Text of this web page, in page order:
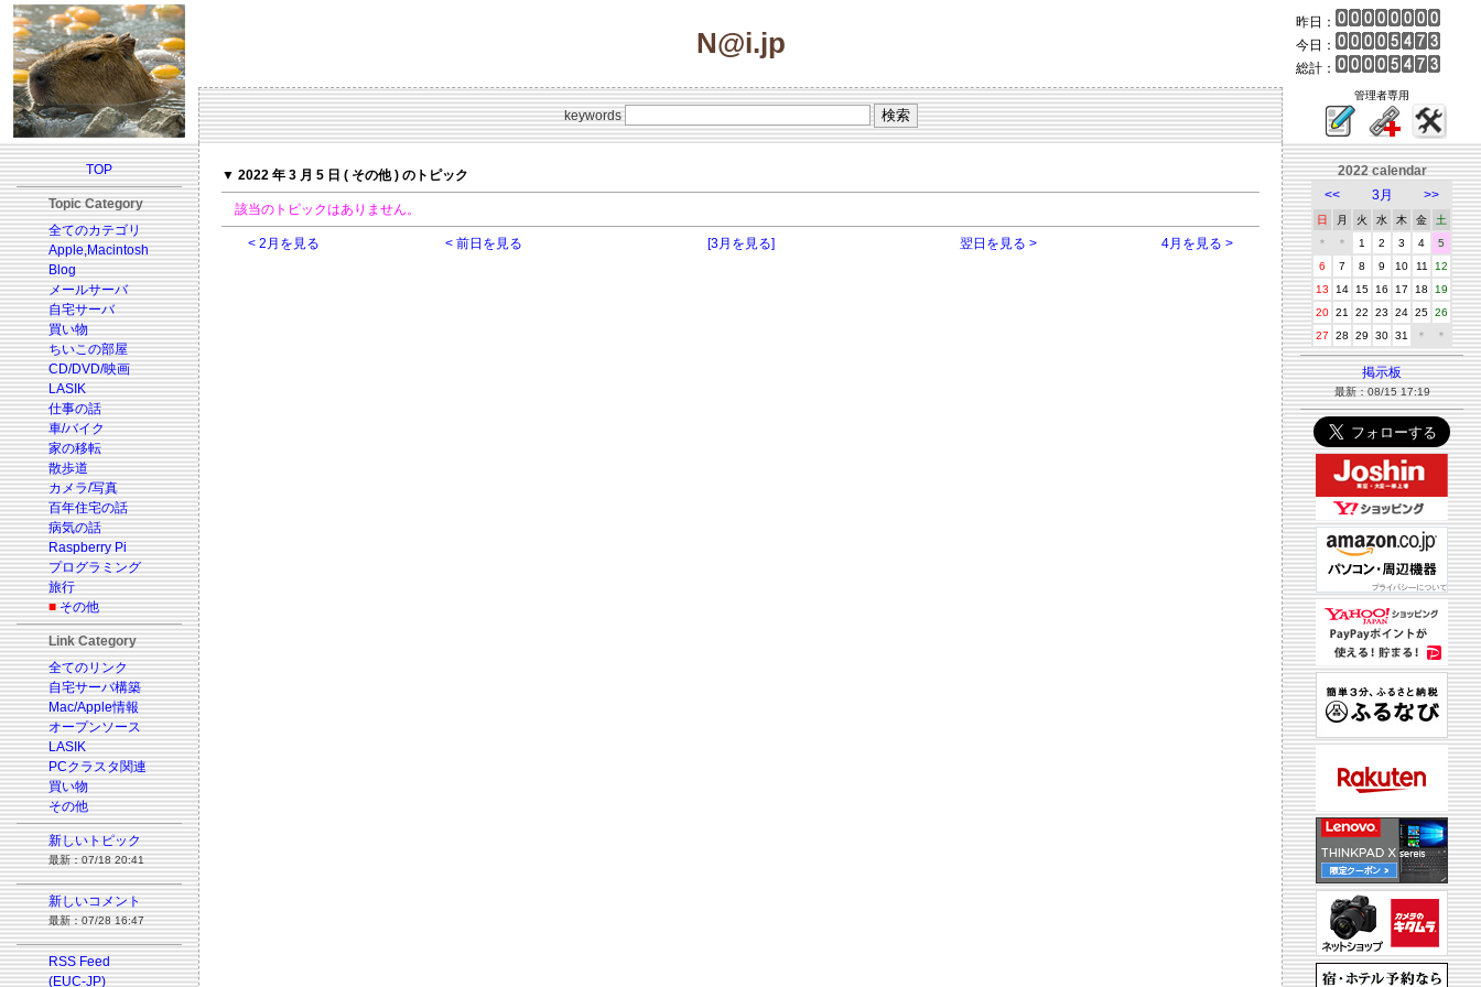
N@i.jp
昨日：
今日：
総計：
keywords
管理者専用
TOP
Topic Category
全てのカテゴリ
Apple,Macintosh
Blog
メールサーバ
自宅サーバ
買い物
ちいこの部屋
CD/DVD/映画
LASIK
仕事の話
車/バイク
家の移転
散歩道
カメラ/写真
百年住宅の話
病気の話
Raspberry Pi
プログラミング
旅行
■ その他
Link Category
全てのリンク
自宅サーバ構築
Mac/Apple情報
オープンソース
LASIK
PCクラスタ関連
買い物
その他
新しいトピック
最新：07/18 20:41
新しいコメント
最新：07/28 16:47
RSS Feed
(EUC-JP)
▼ 2022 年 3 月 5 日 ( その他 ) のトピック
該当のトピックはありません。
< 2月を見る < 前日を見る [3月を見る] 翌日を見る > 4月を見る >
2022 calendar
<<
3月 >>
日 月 火 水 木 金
土
＊
＊ 1 2 3 4
5
6
7 8 9 10 11
12
13
14 15 16 17 18
19
20 21 22 23 24 25 26
27
28 29 30 31 ＊ ＊
掲示板
最新：08/15 17:19